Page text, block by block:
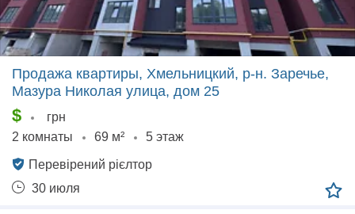
Продажа квартиры, Хмельницкий, р‑н. Заречье,
Мазура Николая улица, дом 25
$
грн
2 комнаты
69 м² 5 этаж
Перевірений рієлтор
30 июля